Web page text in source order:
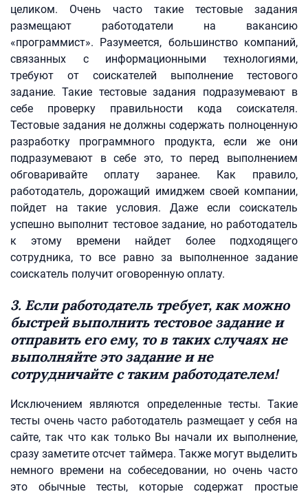
целиком. Очень часто такие тестовые задания
размещают работодатели на вакансию
«программист». Разумеется, большинство компаний,
связанных с информационными технологиями,
требуют от соискателей выполнение тестового
задание. Такие тестовые задания подразумевают в
себе проверку правильности кода соискателя.
Тестовые задания не должны содержать полноценную
разработку программного продукта, если же они
подразумевают в себе это, то перед выполнением
обговаривайте оплату заранее. Как правило,
работодатель, дорожащий имиджем своей компании,
пойдет на такие условия. Даже если соискатель
успешно выполнит тестовое задание, но работодатель
к этому времени найдет более подходящего
сотрудника, то все равно за выполненное задание
соискатель получит оговоренную оплату.
3. Если работодатель требует, как можно
быстрей выполнить тестовое задание и
отправить его ему, то в таких случаях не
выполняйте это задание и не
сотрудничайте с таким работодателем!
Исключением являются определенные тесты. Такие
тесты очень часто работодатель размещает у себя на
сайте, так что как только Вы начали их выполнение,
сразу заметите отсчет таймера. Также могут выделить
немного времени на собеседовании, но очень часто
это обычные тесты, которые содержат простые